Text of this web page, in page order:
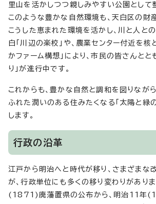
里山を活かしつつ親しみやすい公園として
このような豊かな自然環境も、天白区の財産
こうした恵まれた環境を活かし、川と人と
白「川辺の楽校」や、農業センター付近を核
かファーム構想」により、市民の皆さんとと
り」が進行中です。
これからも、豊かな自然と調和を図りなが
ふれた潤いのある住みたくなる「太陽と緑
します。
行政の沿革
江戸から明治へと時代が移り、さまざまな
が、行政単位にも多くの移り変わりがあり
(1871)廃藩置県の公布から、明治11年